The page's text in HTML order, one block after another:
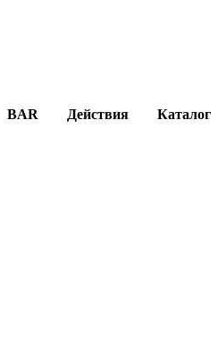
BAR Действия Каталог